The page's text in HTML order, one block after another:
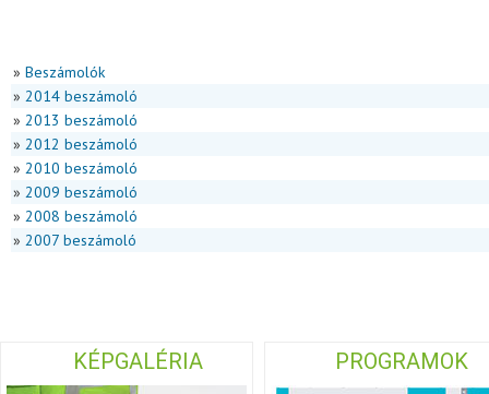
» Beszámolók
» 2014 beszámoló
» 2013 beszámoló
» 2012 beszámoló
» 2010 beszámoló
» 2009 beszámoló
» 2008 beszámoló
» 2007 beszámoló
KÉPGALÉRIA PROGRAMOK